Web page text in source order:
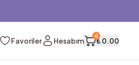
Favoriler Hesabım
0
₺ 0.00